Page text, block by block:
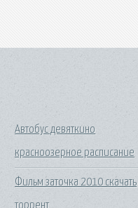
Автобус девяткино
красноозерное расписание
Фильм заточка 2010 скачать